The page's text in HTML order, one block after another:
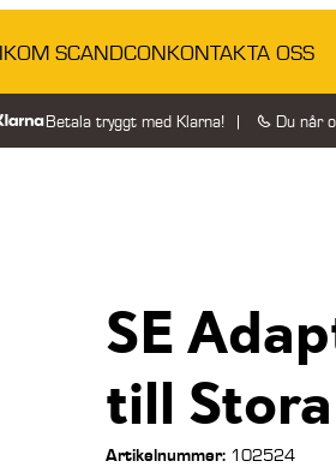
OM SCANDCONKONTAKTA OSS
Betala tryggt med Klarna! Du når
SE
till
Artikelnummer: 102524